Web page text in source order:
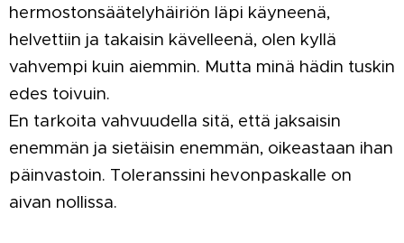
hermostonsäätelyhäiriön läpi käyneenä,
helvettiin ja takaisin kävelleenä, olen kyllä
vahvempi kuin aiemmin. Mutta minä hädin tuskin
edes toivuin.
En tarkoita vahvuudella sitä, että jaksaisin
enemmän ja sietäisin enemmän, oikeastaan ihan
päinvastoin. Toleranssini hevonpaskalle on
aivan nollissa.